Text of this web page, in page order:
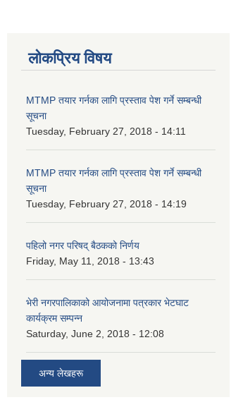
लोकप्रिय विषय
MTMP तयार गर्नका लागि प्रस्ताव पेश गर्ने सम्बन्धी
सूचना
Tuesday, February 27, 2018 - 14:11
MTMP तयार गर्नका लागि प्रस्ताव पेश गर्ने सम्बन्धी
सूचना
Tuesday, February 27, 2018 - 14:19
पहिलो नगर परिषद् बैठकको निर्णय
Friday, May 11, 2018 - 13:43
भेरी नगरपालिकाको आयोजनामा पत्रकार भेटघाट
कार्यक्रम सम्पन्न
Saturday, June 2, 2018 - 12:08
अन्य लेखहरू